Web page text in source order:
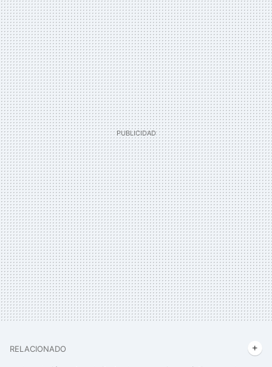
RELACIONADO